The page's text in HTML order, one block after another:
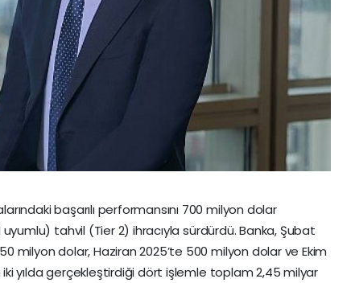
başarılı performansını 700 milyon dolar
tahvil (Tier 2) ihracıyla sürdürdü. Banka, Şubat
milyon dolar, Haziran 2025’te 500 milyon dolar ve Ekim
yılda gerçekleştirdiği dört işlemle toplam 2,45 milyar